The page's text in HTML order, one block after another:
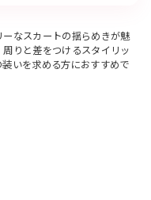
なスカートの揺らめきが魅
りと差をつけるスタイリッ
いを求める方におすすめで